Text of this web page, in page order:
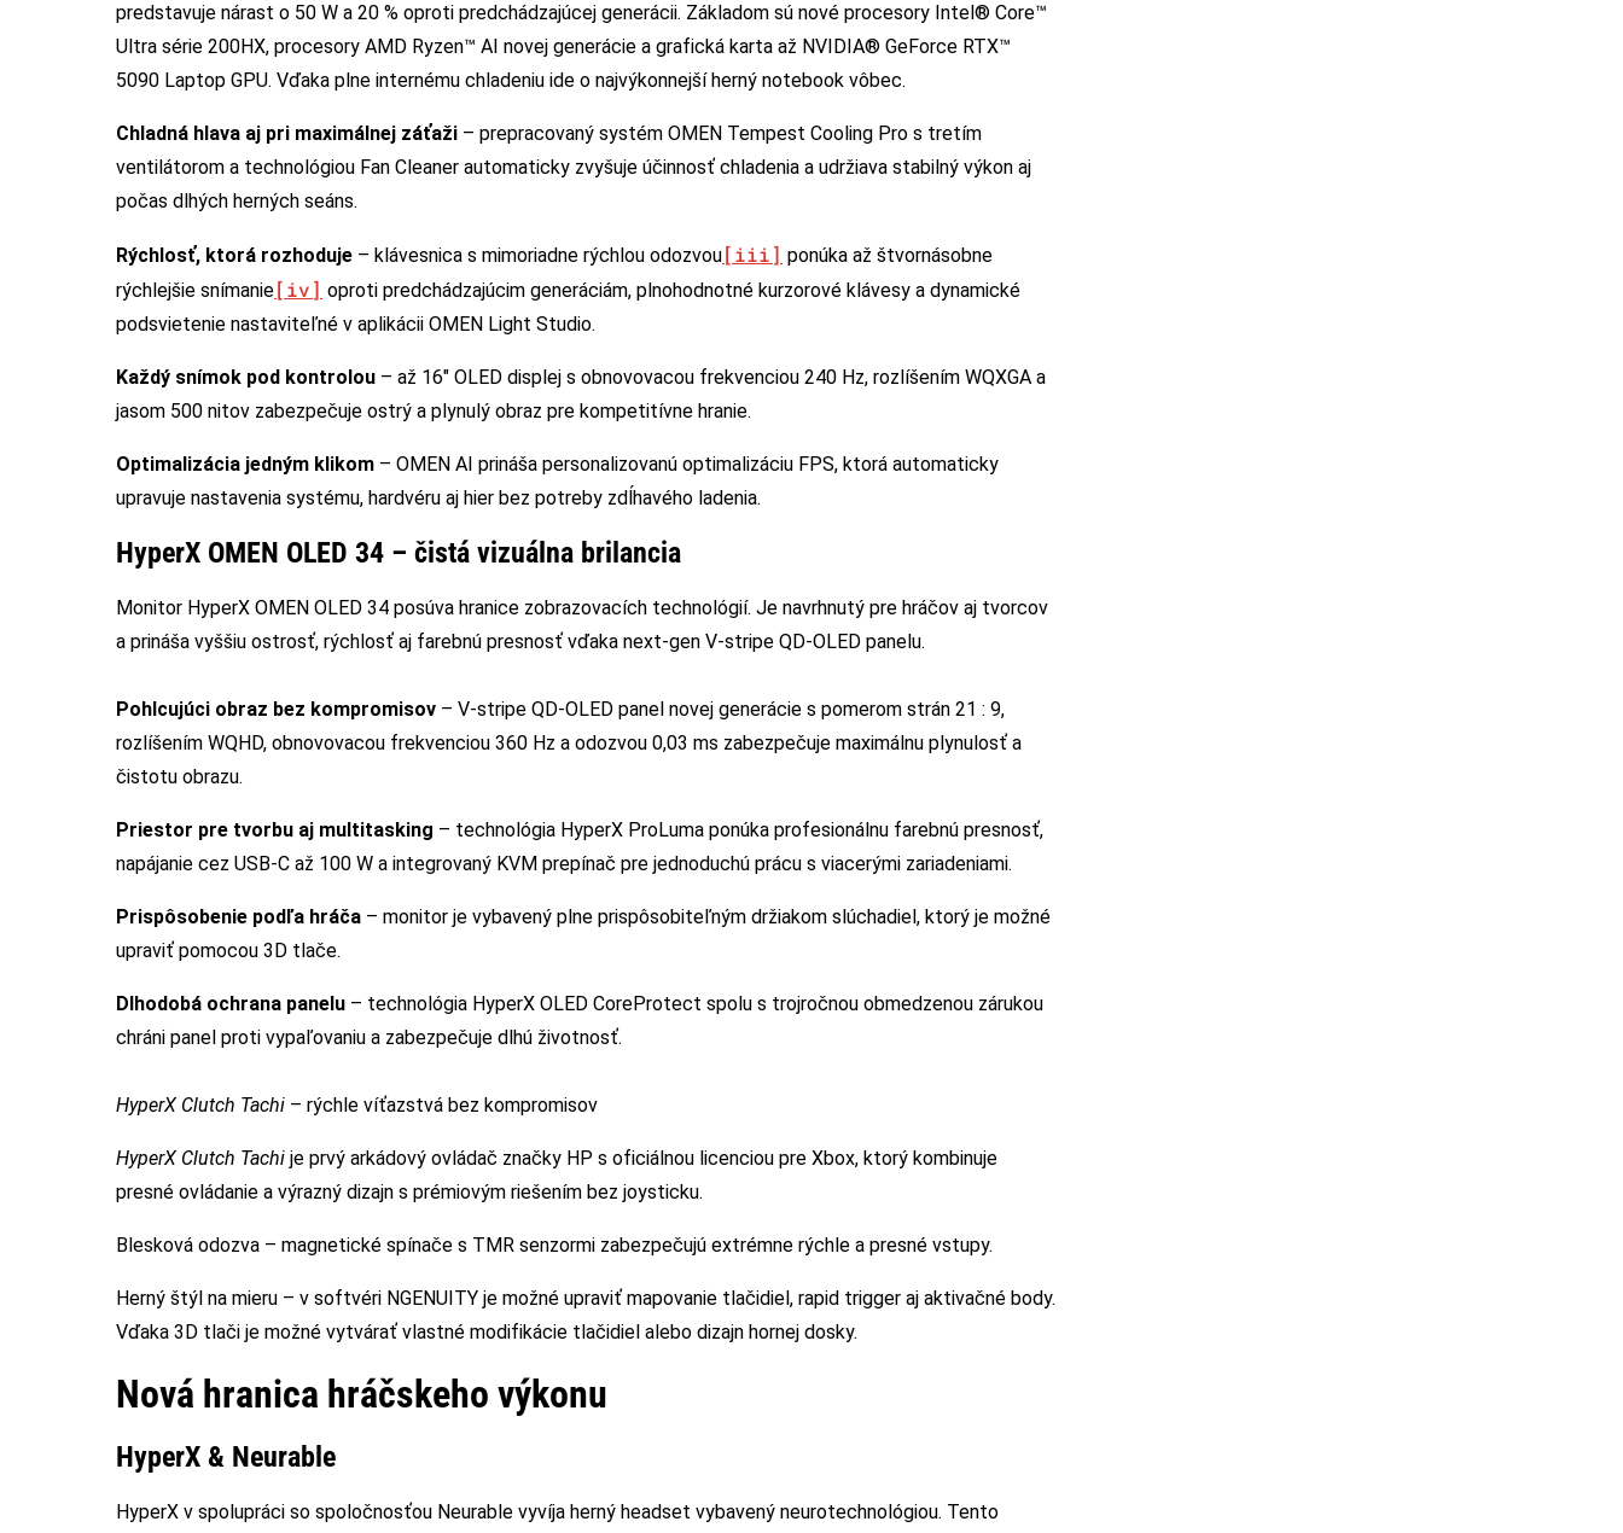
predstavuje nárast o 50 W a 20 % oproti predchádzajúcej generácii. Základom sú nové procesory Intel® Core™
Ultra série 200HX, procesory AMD Ryzen™ AI novej generácie a grafická karta až NVIDIA® GeForce RTX™
5090 Laptop GPU. Vďaka plne internému chladeniu ide o najvýkonnejší herný notebook vôbec.
Chladná hlava aj pri maximálnej záťaži – prepracovaný systém OMEN Tempest Cooling Pro s tretím
ventilátorom a technológiou Fan Cleaner automaticky zvyšuje účinnosť chladenia a udržiava stabilný výkon aj
počas dlhých herných seáns.
Rýchlosť, ktorá rozhoduje – klávesnica s mimoriadne rýchlou odozvou[iii] ponúka až štvornásobne
rýchlejšie snímanie[iv] oproti predchádzajúcim generáciám, plnohodnotné kurzorové klávesy a dynamické
podsvietenie nastaviteľné v aplikácii OMEN Light Studio.
Každý snímok pod kontrolou – až 16″ OLED displej s obnovovacou frekvenciou 240 Hz, rozlíšením WQXGA a
jasom 500 nitov zabezpečuje ostrý a plynulý obraz pre kompetitívne hranie.
Optimalizácia jedným klikom – OMEN AI prináša personalizovanú optimalizáciu FPS, ktorá automaticky
upravuje nastavenia systému, hardvéru aj hier bez potreby zdĺhavého ladenia.
HyperX OMEN OLED 34 – čistá vizuálna brilancia
Monitor HyperX OMEN OLED 34 posúva hranice zobrazovacích technológií. Je navrhnutý pre hráčov aj tvorcov
a prináša vyššiu ostrosť, rýchlosť aj farebnú presnosť vďaka next-gen V-stripe QD-OLED panelu.
Pohlcujúci obraz bez kompromisov – V-stripe QD-OLED panel novej generácie s pomerom strán 21 : 9,
rozlíšením WQHD, obnovovacou frekvenciou 360 Hz a odozvou 0,03 ms zabezpečuje maximálnu plynulosť a
čistotu obrazu.
Priestor pre tvorbu aj multitasking – technológia HyperX ProLuma ponúka profesionálnu farebnú presnosť,
napájanie cez USB-C až 100 W a integrovaný KVM prepínač pre jednoduchú prácu s viacerými zariadeniami.
Prispôsobenie podľa hráča – monitor je vybavený plne prispôsobiteľným držiakom slúchadiel, ktorý je možné
upraviť pomocou 3D tlače.
Dlhodobá ochrana panelu – technológia HyperX OLED CoreProtect spolu s trojročnou obmedzenou zárukou
chráni panel proti vypaľovaniu a zabezpečuje dlhú životnosť.
HyperX Clutch Tachi – rýchle víťazstvá bez kompromisov
HyperX Clutch Tachi je prvý arkádový ovládač značky HP s oficiálnou licenciou pre Xbox, ktorý kombinuje
presné ovládanie a výrazný dizajn s prémiovým riešením bez joysticku.
Blesková odozva – magnetické spínače s TMR senzormi zabezpečujú extrémne rýchle a presné vstupy.
Herný štýl na mieru – v softvéri NGENUITY je možné upraviť mapovanie tlačidiel, rapid trigger aj aktivačné body.
Vďaka 3D tlači je možné vytvárať vlastné modifikácie tlačidiel alebo dizajn hornej dosky.
Nová hranica hráčskeho výkonu
HyperX & Neurable
HyperX v spolupráci so spoločnosťou Neurable vyvíja herný headset vybavený neurotechnológiou. Tento